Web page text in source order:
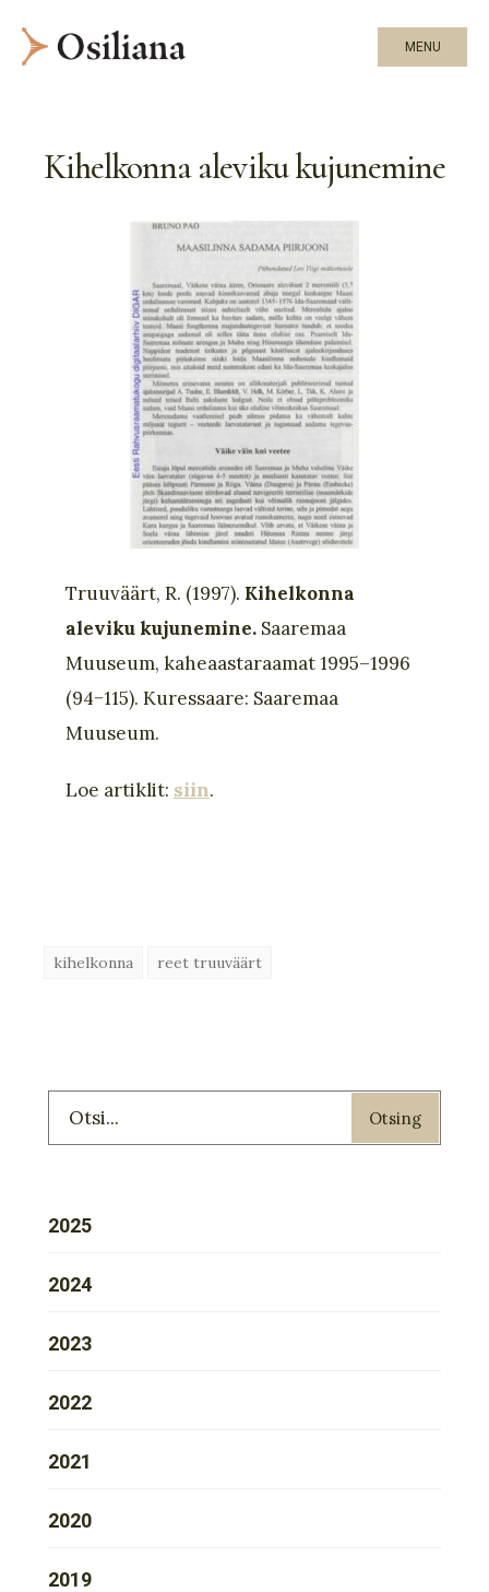
MENU
Kihelkonna aleviku kujunemine
Truuväärt, R. (1997). Kihelkonna
aleviku kujunemine. Saaremaa
Muuseum, kaheaastaraamat 1995–1996
(94−115). Kuressaare: Saaremaa
Muuseum.
Loe artiklit: siin.
kihelkonna reet truuväärt
Otsing
2025
2024
2023
2022
2021
2020
2019